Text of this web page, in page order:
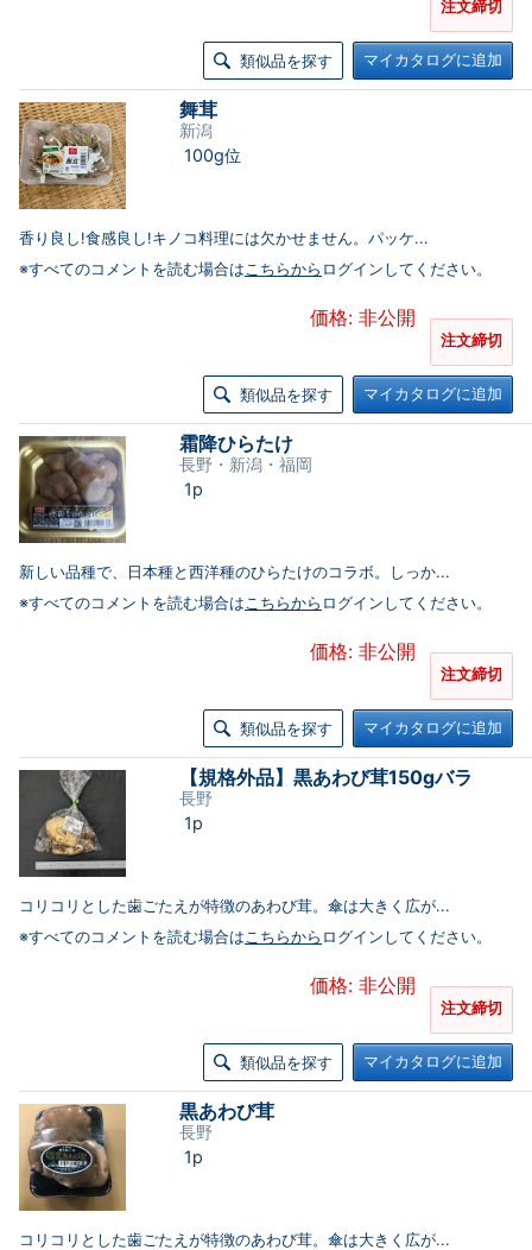
注文締切
類似品を探す マイカタログに追加
舞茸
新潟
100g位
香り良し!食感良し!キノコ料理には欠かせません。パッケ...
※すべてのコメントを読む場合はこちらから ログインしてください。
価格: 非公開
注文締切
類似品を探す マイカタログに追加
霜降ひらたけ
長野・新潟・福岡
1p
新しい品種で、日本種と西洋種のひらたけのコラボ。しっか...
※すべてのコメントを読む場合はこちらから ログインしてください。
価格: 非公開
注文締切
類似品を探す マイカタログに追加
【規格外品】黒あわび茸150gバラ
長野
1p
コリコリとした歯ごたえが特徴のあわび茸。傘は大きく広が...
※すべてのコメントを読む場合はこちらから ログインしてください。
価格: 非公開
注文締切
類似品を探す マイカタログに追加
黒あわび茸
長野
1p
コリコリとした歯ごたえが特徴のあわび茸。傘は大きく広が...